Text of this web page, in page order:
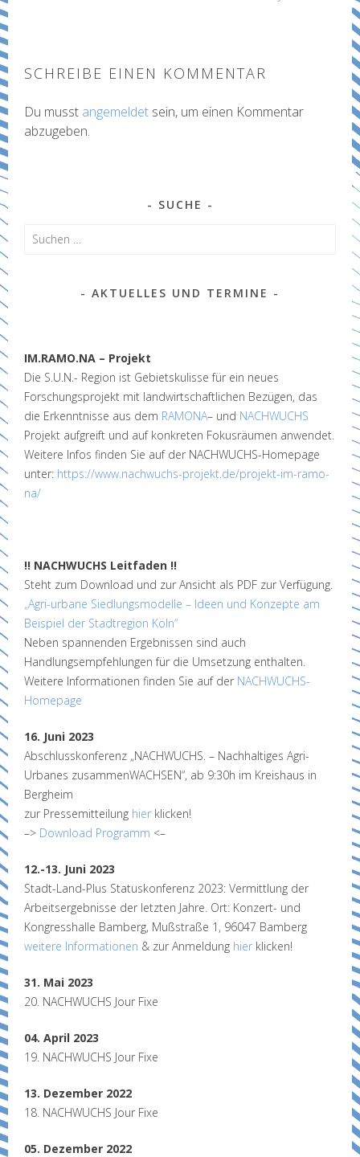
SCHREIBE EINEN KOMMENTAR
Du musst angemeldet sein, um einen Kommentar
abzugeben.
SUCHE
Suchen
AKTUELLES UND TERMINE
IM.RAMO.NA – Projekt
Die S.U.N.- Region ist Gebietskulisse für ein neues
Forschungsprojekt mit landwirtschaftlichen Bezügen, das
die Erkenntnisse aus dem RAMONA– und NACHWUCHS
Projekt aufgreift und auf konkreten Fokusräumen anwendet.
Weitere Infos finden Sie auf der NACHWUCHS-Homepage
unter: https://www.nachwuchs-projekt.de/projekt-im-ramo-
na/
!! NACHWUCHS Leitfaden !!
Steht zum Download und zur Ansicht als PDF zur Verfügung.
„Agri-urbane Siedlungsmodelle – Ideen und Konzepte am
Beispiel der Stadtregion Köln“
Neben spannenden Ergebnissen sind auch
Handlungsempfehlungen für die Umsetzung enthalten.
Weitere Informationen finden Sie auf der NACHWUCHS-
Homepage
16. Juni 2023
Abschlusskonferenz „NACHWUCHS. – Nachhaltiges Agri-
Urbanes zusammenWACHSEN“, ab 9:30h im Kreishaus in
Bergheim
zur Pressemitteilung hier klicken!
–> Download Programm <–
12.-13. Juni 2023
Stadt-Land-Plus Statuskonferenz 2023: Vermittlung der
Arbeitsergebnisse der letzten Jahre. Ort: Konzert- und
Kongresshalle Bamberg, Mußstraße 1, 96047 Bamberg
weitere Informationen & zur Anmeldung hier klicken!
31. Mai 2023
20. NACHWUCHS Jour Fixe
04. April 2023
19. NACHWUCHS Jour Fixe
13. Dezember 2022
18. NACHWUCHS Jour Fixe
05. Dezember 2022